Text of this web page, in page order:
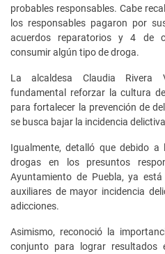
probables responsables. Cabe
los responsables pagaron por
acuerdos reparatorios y 4 de
consumir algún tipo de droga.
La alcaldesa Claudia Rivera
fundamental reforzar la cultura
para fortalecer la prevención de
se busca bajar la incidencia
Igualmente, detalló que debido
drogas en los presuntos
Ayuntamiento de Puebla, ya
auxiliares de mayor incidencia
adicciones.
Asimismo, reconoció la
conjunto para lograr resultados